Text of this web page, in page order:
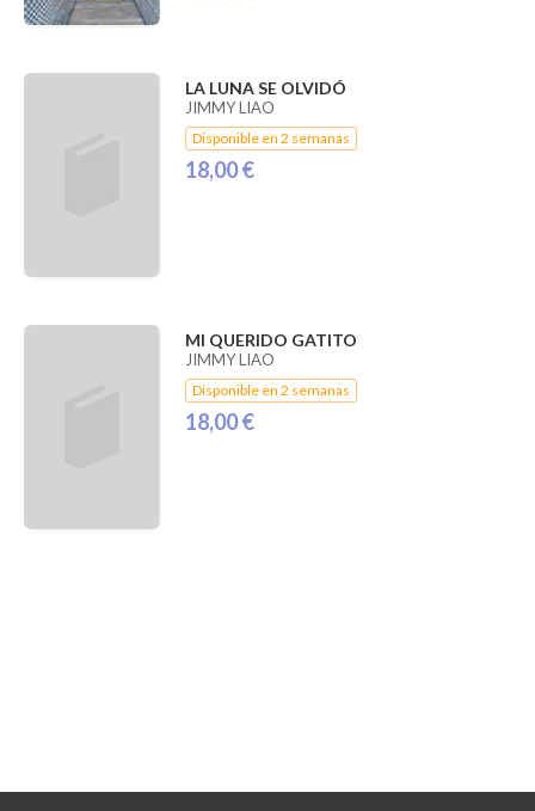
LA LUNA SE OLVIDÓ
JIMMY LIAO
Disponible en 2 semanas
18,00 €
MI QUERIDO GATITO
JIMMY LIAO
Disponible en 2 semanas
18,00 €